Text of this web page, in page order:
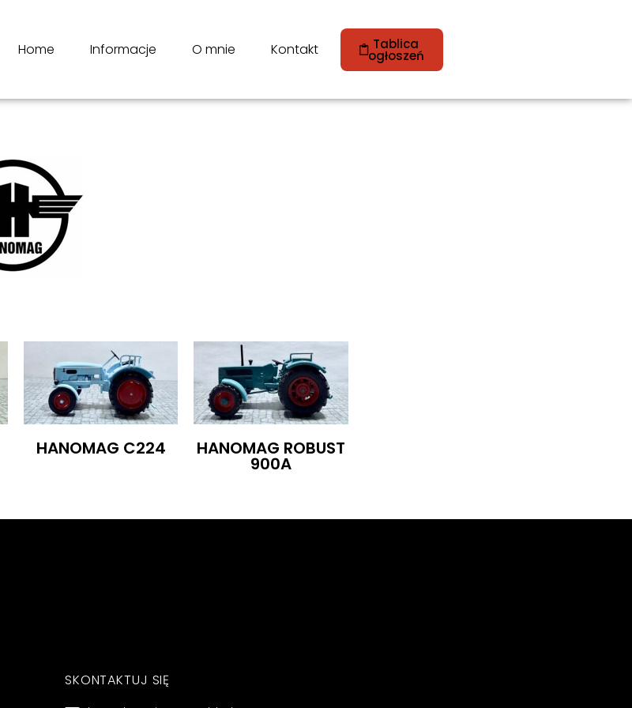
Home Informacje O mnie Kontakt Tablica
ogłoszeń
HANOMAG C224 HANOMAG ROBUST
900A
SKONTAKTUJ SIĘ